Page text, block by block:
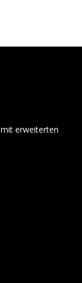
erweiterten